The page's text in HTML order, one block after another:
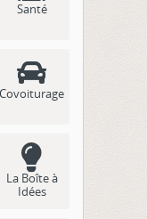
Santé
Covoiturage
La Boîte à
Idées